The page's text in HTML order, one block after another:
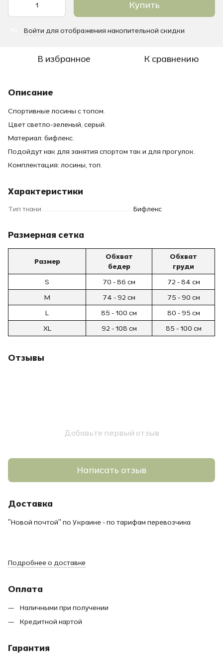
Купить
Войти для отображения накопительной скидки
В избранное К сравнению
Описание
Спортивные лосины с топом.
Цвет светло-зеленый, серый.
Материал: бифлекс.
Подойдут как для занятия спортом так и для прогулок.
Комплектация: лосины, топ.
Характеристики
Тип ткани Бифлекс
Размерная сетка
Размер
Обхват
бедер
Обхват
груди
S
70 - 86 см
72 - 84 см
M
74 - 92 см
75 - 90 см
L
85 - 100 см
80 - 95 см
XL
92 - 108 см 85 - 100 см
Отзывы
Добавьте первый отзыв
Написать отзыв
Доставка
"Новой почтой" по Украине - по тарифам перевозчика
Подробнее о доставке
Оплата
Наличными при получении
Кредитной картой
Гарантия